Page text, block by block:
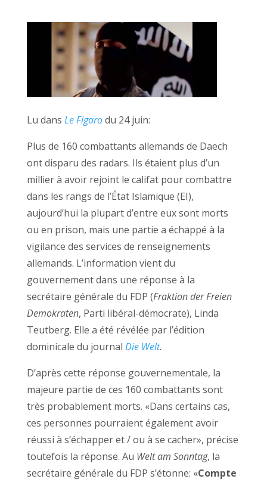
Lu dans Le Figarodu 24 juin:
Plus de 160 combattants allemands de Daech
ont disparu des radars. Ils étaient plus d’un
millier à avoir rejoint le califat pour combattre
dans les rangs de l’État Islamique (EI),
aujourd’hui la plupart d’entre eux sont morts
ou en prison, mais une partie a échappé à la
vigilance des services de renseignements
allemands. L’information vient du
gouvernement dans une réponse à la
secrétaire générale du FDP (Fraktion der Freien
Demokraten, Parti libéral-démocrate), Linda
Teutberg. Elle a été révélée par l’édition
dominicale du journal Die Welt.
D’après cette réponse gouvernementale, la
majeure partie de ces 160 combattants sont
très probablement morts. «Dans certains cas,
ces personnes pourraient également avoir
réussi à s’échapper et / ou à se cacher», précise
toutefois la réponse. Au Welt am Sonntag, la
secrétaire générale du FDP s’étonne: «Compte